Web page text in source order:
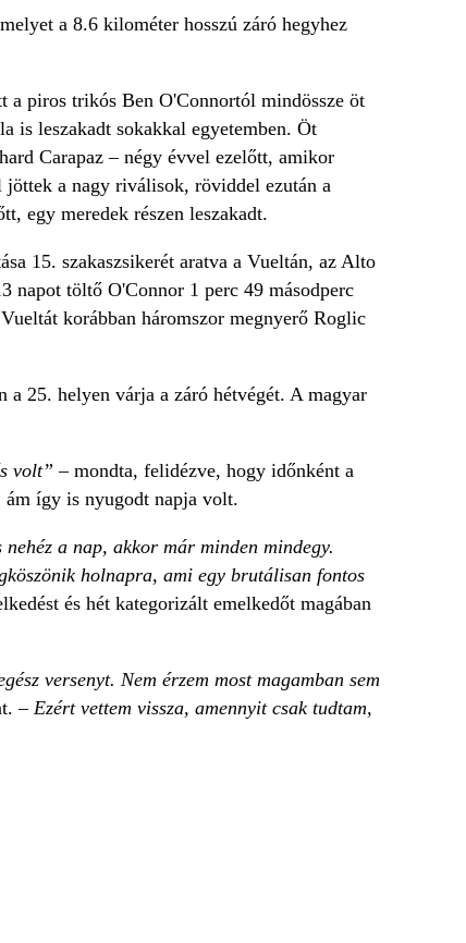
a 8.6 kilométer hosszú záró hegyhez
piros trikós Ben O'Connortól mindössze öt
is leszakadt sokakkal egyetemben. Öt
Carapaz – négy évvel ezelőtt, amikor
jöttek a nagy riválisok, röviddel ezután a
egy meredek részen leszakadt.
15. szakaszsikerét aratva a Vueltán, az Alto
napot töltő O'Connor 1 perc 49 másodperc
korábban háromszor megnyerő Roglic
a 25. helyen várja a záró hétvégét. A magyar
volt” –mondta, felidézve, hogy időnként a
ám így is nyugodt napja volt.
a nap, akkor már minden mindegy.
holnapra, ami egy brutálisan fontos
és hét kategorizált emelkedőt magában
versenyt. Nem érzem most magamban sem
– Ezért vettem vissza, amennyit csak tudtam,